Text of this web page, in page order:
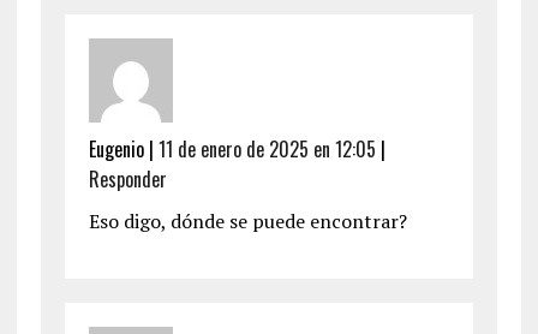
Eugenio| 11 de enero de 2025 en 12:05 |
Responder
Eso digo, dónde se puede encontrar?